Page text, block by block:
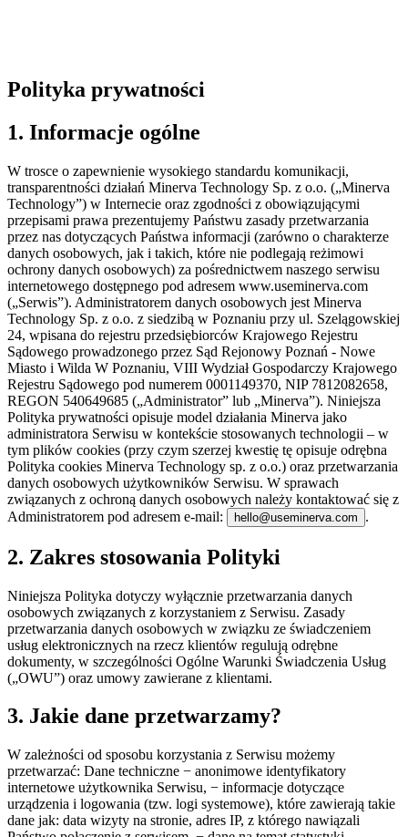
Polityka prywatności
1. Informacje ogólne
W trosce o zapewnienie wysokiego standardu komunikacji,
transparentności działań Minerva Technology Sp. z o.o. („Minerva
Technology”) w Internecie oraz zgodności z obowiązującymi
przepisami prawa prezentujemy Państwu zasady przetwarzania
przez nas dotyczących Państwa informacji (zarówno o charakterze
danych osobowych, jak i takich, które nie podlegają reżimowi
ochrony danych osobowych) za pośrednictwem naszego serwisu
internetowego dostępnego pod adresem www.useminerva.com
(„Serwis”). Administratorem danych osobowych jest Minerva
Technology Sp. z o.o. z siedzibą w Poznaniu przy ul. Szelągowskiej
24, wpisana do rejestru przedsiębiorców Krajowego Rejestru
Sądowego prowadzonego przez Sąd Rejonowy Poznań - Nowe
Miasto i Wilda W Poznaniu, VIII Wydział Gospodarczy Krajowego
Rejestru Sądowego pod numerem 0001149370, NIP 7812082658,
REGON 540649685 („Administrator” lub „Minerva”). Niniejsza
Polityka prywatności opisuje model działania Minerva jako
administratora Serwisu w kontekście stosowanych technologii – w
tym plików cookies (przy czym szerzej kwestię tę opisuje odrębna
Polityka cookies Minerva Technology sp. z o.o.) oraz przetwarzania
danych osobowych użytkowników Serwisu. W sprawach
związanych z ochroną danych osobowych należy kontaktować się z
Administratorem pod adresem e-mail:
hello@useminerva.com .
2. Zakres stosowania Polityki
Niniejsza Polityka dotyczy wyłącznie przetwarzania danych
osobowych związanych z korzystaniem z Serwisu. Zasady
przetwarzania danych osobowych w związku ze świadczeniem
usług elektronicznych na rzecz klientów regulują odrębne
dokumenty, w szczególności Ogólne Warunki Świadczenia Usług
(„OWU”) oraz umowy zawierane z klientami.
3. Jakie dane przetwarzamy?
W zależności od sposobu korzystania z Serwisu możemy
przetwarzać: Dane techniczne − anonimowe identyfikatory
internetowe użytkownika Serwisu, − informacje dotyczące
urządzenia i logowania (tzw. logi systemowe), które zawierają takie
dane jak: data wizyty na stronie, adres IP, z którego nawiązali